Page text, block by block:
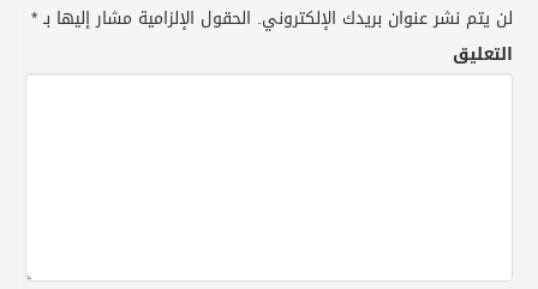
لن يتم نشر عنوان بريدك الإلكتروني. الحقول الإلزامية مشار إليها بـ*
التعليق